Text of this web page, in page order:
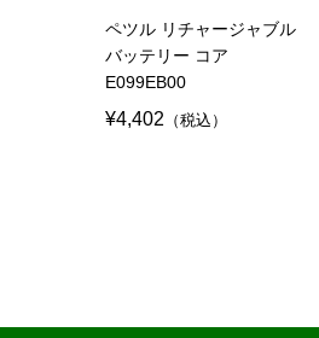
ペツル リチャージャブル
バッテリー コア
E099EB00
¥4,402 （税込）